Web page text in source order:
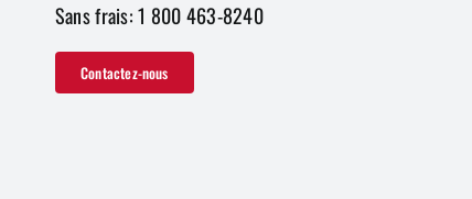
Sans frais: 1 800 463-8240
Contactez-nous